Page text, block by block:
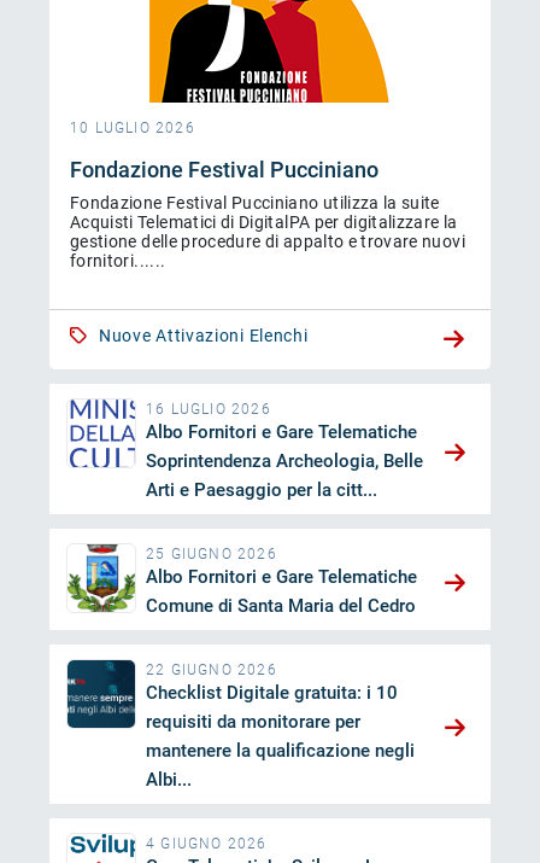
10 LUGLIO 2026
Fondazione Festival Pucciniano
Fondazione Festival Pucciniano utilizza la suite
Acquisti Telematici di DigitalPA per digitalizzare la
gestione delle procedure di appalto e trovare nuovi
fornitori......
Nuove Attivazioni Elenchi
16 LUGLIO 2026
Albo Fornitori e Gare Telematiche
Soprintendenza Archeologia, Belle
Arti e Paesaggio per la citt...
25 GIUGNO 2026
Albo Fornitori e Gare Telematiche
Comune di Santa Maria del Cedro
22 GIUGNO 2026
Checklist Digitale gratuita: i 10
requisiti da monitorare per
mantenere la qualificazione negli
Albi...
4 GIUGNO 2026